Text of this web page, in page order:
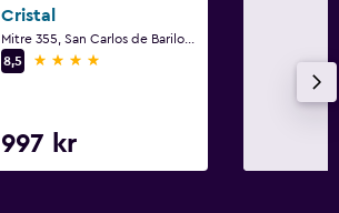
Cristal
8,5
4 stjärnor
997 kr